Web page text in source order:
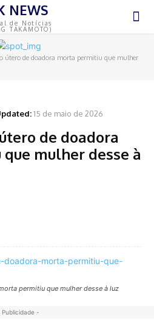
NEWS
de Notícias
TAKAMOTO)
útero de doadora morta permitiu que mulher
15 de maio de 2026
de doadora
mulher desse à
permitiu que mulher desse à luz
Publicidade -